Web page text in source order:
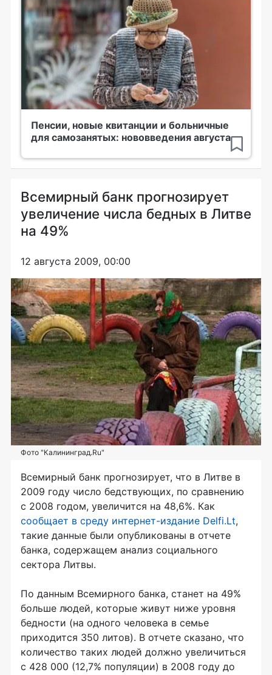
Пенсии, новые квитанции и больничные
для самозанятых: нововведения августа
Всемирный банк прогнозирует
увеличение числа бедных в Литве
на 49%
12 августа 2009, 00:00
Фото "Калининград.Ru"
Всемирный банк прогнозирует, что в Литве в
2009 году число бедствующих, по сравнению
с 2008 годом, увеличится на 48,6%. Как
сообщает в среду интернет-издание Delfi.Lt,
такие данные были опубликованы в отчете
банка, содержащем анализ социального
сектора Литвы.
По данным Всемирного банка, станет на 49%
больше людей, которые живут ниже уровня
бедности (на одного человека в семье
приходится 350 литов). В отчете сказано, что
количество таких людей должно увеличиться
с 428 000 (12,7% популяции) в 2008 году до